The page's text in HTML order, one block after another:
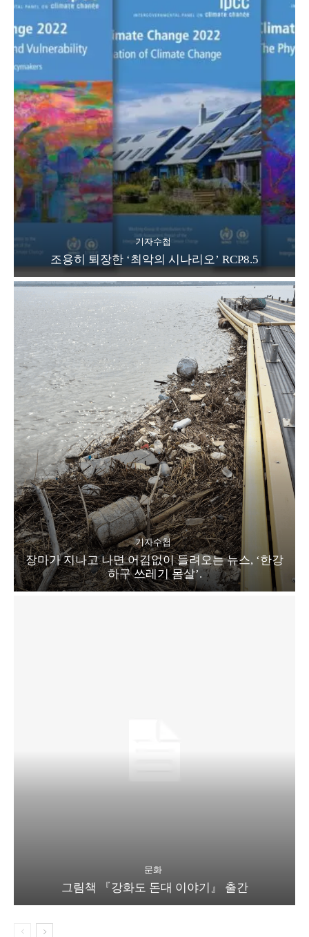
기자수첩
조용히 퇴장한 ‘최악의 시나리오’ RCP8.5
기자수첩
장마가 지나고 나면 어김없이 들려오는 뉴스, ‘한강
하구 쓰레기 몸살’.
문화
그림책 『강화도 돈대 이야기』 출간